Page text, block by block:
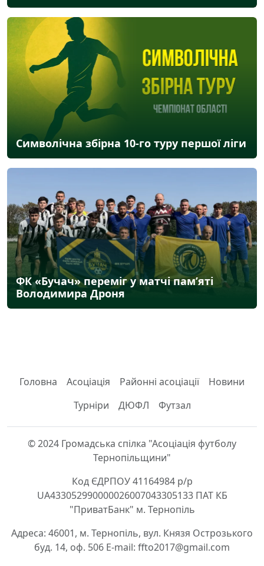
Символічна збірна 10-го туру першої ліги
ФК «Бучач» переміг у матчі пам’яті
Володимира Дроня
Головна Асоціація Районні асоціації
Новини
Турніри
ДЮФЛ Футзал
© 2024 Громадська спілка "Асоціація футболу
Тернопільщини"
Код ЄДРПОУ 41164984 р/р
UA433052990000026007043305133 ПАТ КБ
"ПриватБанк" м. Тернопіль
Адреса: 46001, м. Тернопіль, вул. Князя Острозького
буд. 14, оф. 506 E-mail: ffto2017@gmail.com